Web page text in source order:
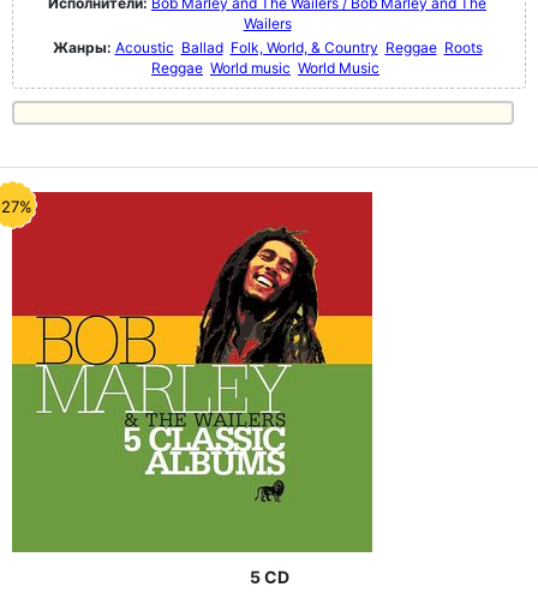
Wailers
Жанры: Acoustic Ballad Folk, World, & Country Reggae Roots
Reggae World music World Music
5 CD